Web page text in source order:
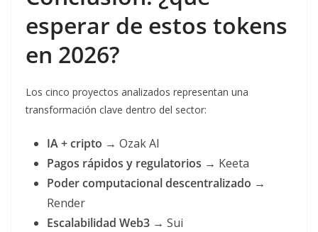
esperar de estos tokens
en 2026?
Los cinco proyectos analizados representan una
transformación clave dentro del sector:
IA + cripto → Ozak AI
Pagos rápidos y regulatorios → Keeta
Poder computacional descentralizado →
Render
Escalabilidad Web3 → Sui